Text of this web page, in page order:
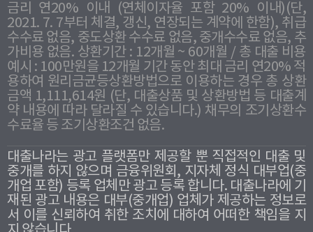
금리 연20% 이내 (연체이자율 포함 20% 이내)(단,
2021. 7. 7부터 체결, 갱신, 연장되는 계약에 한함), 취급
수수료 없음, 중도상환 수수료 없음, 중개수수료 없음, 추
가비용 없음. 상환기간 : 12개월 ~ 60개월 / 총 대출 비용
예시 : 100만원을 12개월 기간 동안 최대 금리 연20% 적
용하여 원리금균등상환방법으로 이용하는 경우 총 상환
금액 1,111,614원 (단, 대출상품 및 상환방법 등 대출계
약 내용에 따라 달라질 수 있습니다.) 채무의 조기상환수
수료율 등 조기상환조건 없음.
대출나라는 광고 플랫폼만 제공할 뿐 직접적인 대출 및
중개를 하지 않으며 금융위원회, 지자체 정식 대부업(중
개업 포함) 등록 업체만 광고 등록 합니다. 대출나라에 기
재된 광고 내용은 대부(중개업) 업체가 제공하는 정보로
서 이를 신뢰하여 취한 조치에 대하여 어떠한 책임을 지